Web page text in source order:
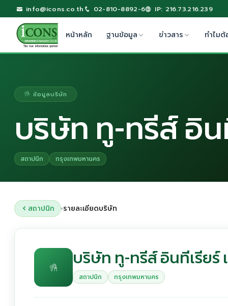
info@icons.co.th 02-810-8892-6 IP: 216.73.216.239
หน้าหลัก ฐานข้อมูล ข่าวสาร ทำไมต้
ข้อมูลบริษัท
บริษัท ทู-ทรีส์ อิน
สถาปนิก กรุงเทพมหานคร
สถาปนิก ›รายละเอียดบริษัท
บริษัท ทู-ทรีส์ อินทีเรียร์
สถาปนิก กรุงเทพมหานคร